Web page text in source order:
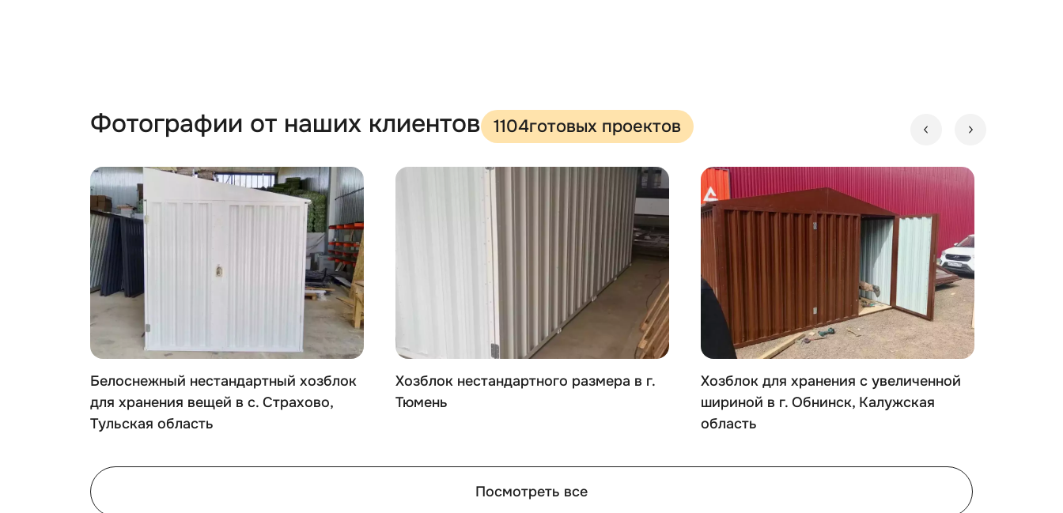
Фотографии от наших клиентов 1104готовых проектов
Белоснежный нестандартный хозблок
для хранения вещей в с. Страхово,
Тульская область
Хозблок нестандартного размера в г.
Тюмень
Хозблок для хранения с увеличенной
шириной в г. Обнинск, Калужская
область
Посмотреть все